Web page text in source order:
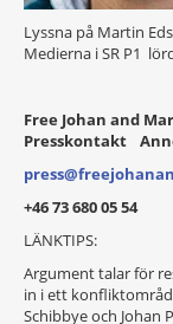
Lyssna på Martin
Medierna i SR P1
Free Johan and
Presskontakt
+46 73 680 05 54
LÄNKTIPS:
Argument talar för
in i ett
Schibbye och Johan